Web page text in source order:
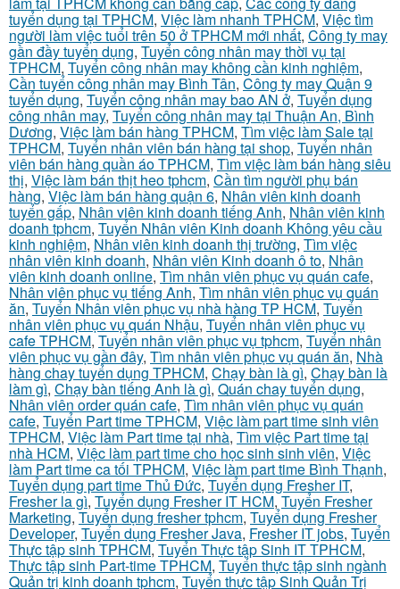
tuyển dụng tại TPHCM, Việc làm nhanh TPHCM, Việc tìm
người làm việc tuổi trên 50 ở TPHCM mới nhất, Công ty may
gần đầy tuyển dụng, Tuyển công nhân may thời vụ tại
TPHCM, Tuyển công nhân may không cần kinh nghiệm,
Cần tuyển công nhân may Bình Tân, Công ty may Quận 9
tuyển dụng, Tuyển công nhân may bao AN ở, Tuyển dụng
công nhân may, Tuyển công nhân may tại Thuận An, Bình
Dương, Việc làm bán hàng TPHCM, Tìm việc làm Sale tại
TPHCM, Tuyển nhân viên bán hàng tại shop, Tuyển nhân
viên bán hàng quần áo TPHCM, Tìm việc làm bán hàng siêu
thị, Việc làm bán thịt heo tphcm, Cần tìm người phụ bán
hàng, Việc làm bán hàng quận 6, Nhân viên kinh doanh
tuyển gấp, Nhân viên kinh doanh tiếng Anh, Nhân viên kinh
doanh tphcm, Tuyển Nhân viên Kinh doanh Không yêu cầu
kinh nghiệm, Nhân viên kinh doanh thị trường, Tìm việc
nhân viên kinh doanh, Nhân viên Kinh doanh ô to, Nhân
viên kinh doanh online, Tìm nhân viên phục vụ quán cafe,
Nhân viên phục vụ tiếng Anh, Tìm nhân viên phục vụ quán
ăn, Tuyển Nhân viên phục vụ nhà hàng TP HCM, Tuyển
nhân viên phục vụ quán Nhậu, Tuyển nhân viên phục vụ
cafe TPHCM, Tuyển nhân viên phục vụ tphcm, Tuyển nhân
viên phục vụ gần đây, Tìm nhân viên phục vụ quán ăn, Nhà
hàng chay tuyển dụng TPHCM, Chạy bàn là gì, Chạy bàn là
làm gì, Chạy bàn tiếng Anh là gì, Quán chay tuyển dụng,
Nhân viên order quán cafe, Tìm nhân viên phục vụ quán
cafe, Tuyển Part time TPHCM, Việc làm part time sinh viên
TPHCM, Việc làm Part time tại nhà, Tìm việc Part time tại
nhà HCM, Việc làm part time cho học sinh sinh viên, Việc
làm Part time ca tối TPHCM, Việc làm part time Bình Thạnh,
Tuyển dụng part time Thủ Đức, Tuyển dụng Fresher IT,
Fresher la gì, Tuyển dụng Fresher IT HCM, Tuyển Fresher
Marketing, Tuyển dụng fresher tphcm, Tuyển dụng Fresher
Developer, Tuyển dụng Fresher Java, Fresher IT jobs, Tuyển
Thực tập sinh TPHCM, Tuyển Thực tập Sinh IT TPHCM,
Thực tập sinh Part-time TPHCM, Tuyển thực tập sinh ngành
Quản trị kinh doanh tphcm, Tuyển thực tập Sinh Quản Trị